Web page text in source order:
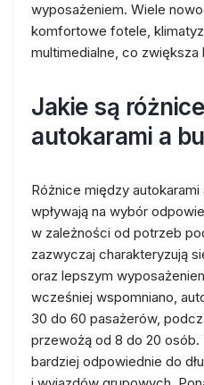
wyposażeniem. Wiele
komfortowe fotele,
multimedialne, co
Jakie są
autokarami a
Różnice między
wpływają na wybór
w zależności od potrzeb
zazwyczaj charakteryzują
oraz lepszym
wcześniej wspomniano,
30 do 60 pasażerów,
przewożą od 8 do 20 osób.
bardziej odpowiednie do